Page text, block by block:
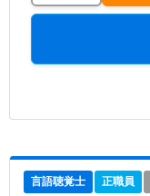
言語聴覚士 正職員